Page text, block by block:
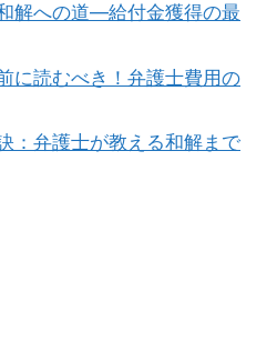
解への道―給付金獲得の最
に読むべき！弁護士費用の
：弁護士が教える和解まで